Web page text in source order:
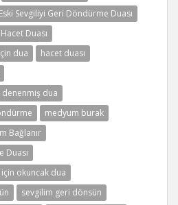
Eski Sevgiliyi Geri Döndürme Duası
Duası
dua
hacet duası
denenmiş dua
medyum burak
Bağlanır
Duası
okuncak dua
sevgilim geri dönsün